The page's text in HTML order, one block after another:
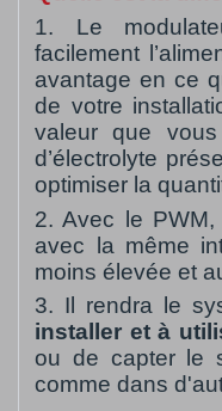
1. Le
facilement
avantage en ce
de votre
valeur que
d’électrolyte
optimiser la
2. Avec le
avec la même
moins élevée et
3. Il rendra le
installer et à
ou de capter le
comme dans